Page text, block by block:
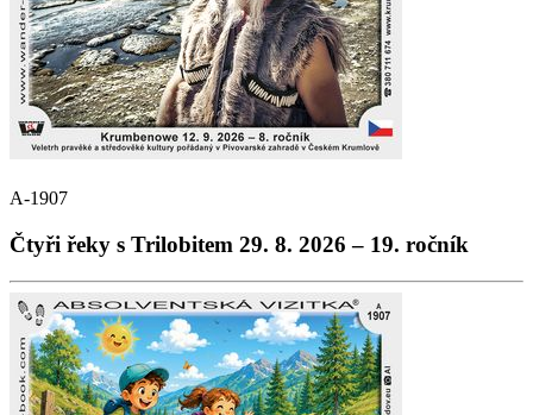
A-1907
Čtyři řeky s Trilobitem 29. 8. 2026 – 19. ročník